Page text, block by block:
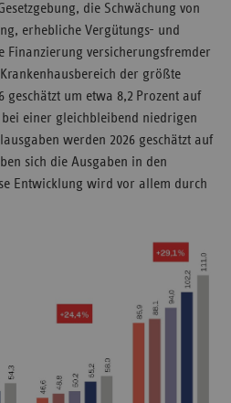
die Schwächung von
erhebliche Vergütungs- und
Finanzierung versicherungsfremder
der größte
geschätzt um etwa 8,2 Prozent auf
einer gleichbleibend niedrigen
werden 2026 geschätzt auf
sich die Ausgaben in den
Entwicklung wird vor allem durch